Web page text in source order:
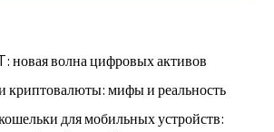
новая волна цифровых активов
криптовалюты: мифы и реальность
для мобильных устройств: